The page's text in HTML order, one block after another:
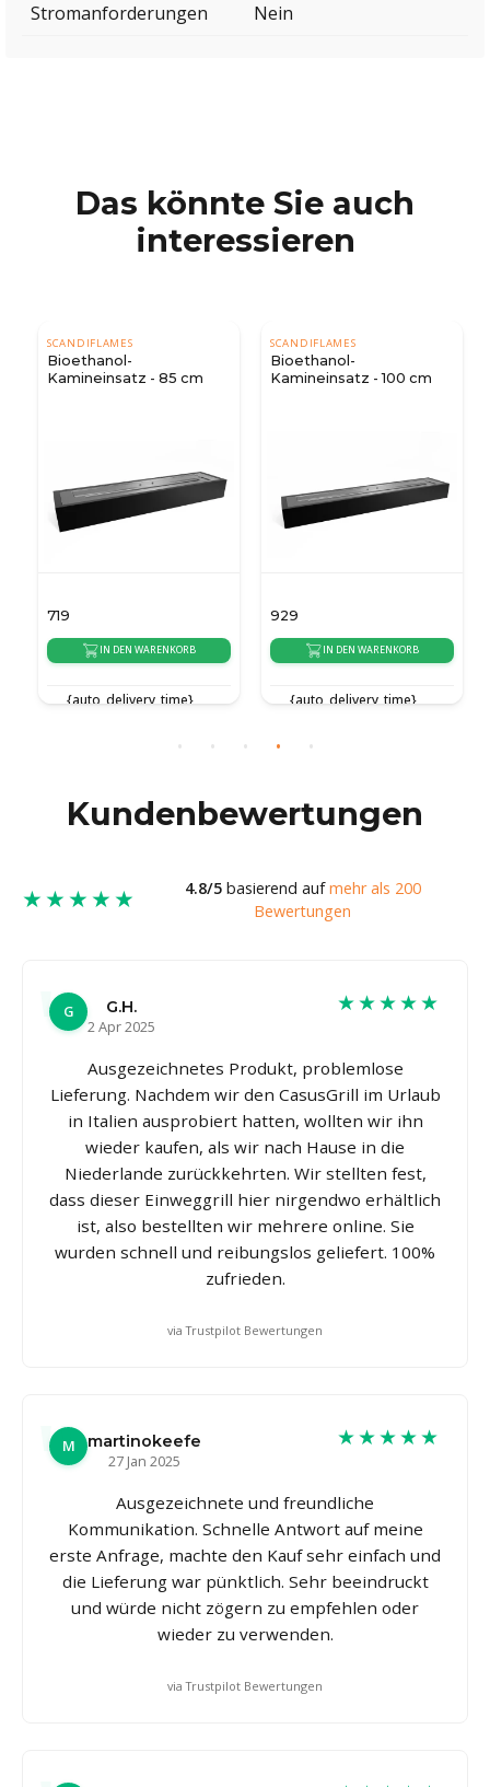
Stromanforderungen
Nein
Das könnte Sie auch
interessieren
SCANDIFLAMES
Bioethanol-
Kamineinsatz - 85 cm
719
IN DEN WARENKORB
{auto_delivery_time}
SCANDIFLAMES
Bioethanol-
Kamineinsatz - 100 cm
929
IN DEN WARENKORB
{auto_delivery_time}
Kundenbewertungen
★★★★★ 4.8/5basierend aufmehr als 200
Bewertungen
G
G.H.
2 Apr 2025
★★★★★
Ausgezeichnetes Produkt, problemlose
Lieferung. Nachdem wir den CasusGrill im Urlaub
in Italien ausprobiert hatten, wollten wir ihn
wieder kaufen, als wir nach Hause in die
Niederlande zurückkehrten. Wir stellten fest,
dass dieser Einweggrill hier nirgendwo erhältlich
ist, also bestellten wir mehrere online. Sie
wurden schnell und reibungslos geliefert. 100%
zufrieden.
via Trustpilot Bewertungen
M
martinokeefe
27 Jan 2025
★★★★★
Ausgezeichnete und freundliche
Kommunikation. Schnelle Antwort auf meine
erste Anfrage, machte den Kauf sehr einfach und
die Lieferung war pünktlich. Sehr beeindruckt
und würde nicht zögern zu empfehlen oder
wieder zu verwenden.
via Trustpilot Bewertungen